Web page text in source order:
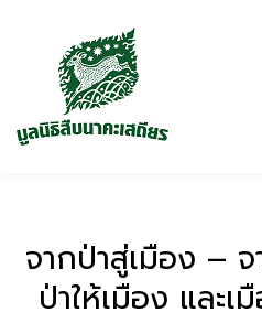
จากป่าสู่เมือง –
ป่าให้เมือง และ